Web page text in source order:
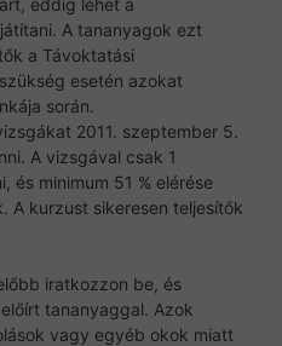
A tananyagok ezt
a Távoktatási
esetén azokat
során.
2011. szeptember 5.
A vizsgával csak 1
és minimum 51 % elérése
A kurzust sikeresen teljesítők
iratkozzon be, és
tananyaggal. Azok
vagy egyéb okok miatt